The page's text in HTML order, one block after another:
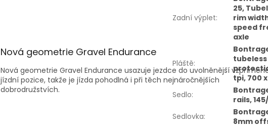
Nová geometrie Gravel Endurance
Nová geometrie Gravel Endurance usazuje jezdce do uvolněnější
jízdní pozice, takže je jízda pohodlná i při těch nejnáročnějších
dobrodružstvích.
Zadní výplet:
25,
rim
speed
axle
Pláště:
tpi, 700
Sedlo:
rails,
Sedlovka:
8mm